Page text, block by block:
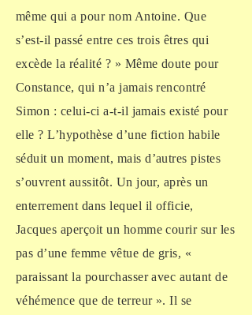
même qui a pour nom Antoine. Que
s’est-il passé entre ces trois êtres qui
excède la réalité ? » Même doute pour
Constance, qui n’a jamais rencontré
Simon : celui-ci a-t-il jamais existé pour
elle ? L’hypothèse d’une fiction habile
séduit un moment, mais d’autres pistes
s’ouvrent aussitôt. Un jour, après un
enterrement dans lequel il officie,
Jacques aperçoit un homme courir sur les
pas d’une femme vêtue de gris, «
paraissant la pourchasser avec autant de
véhémence que de terreur ». Il se